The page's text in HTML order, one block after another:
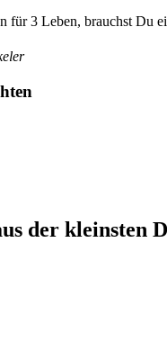
für 3 Leben, brauchst Du
der kleinsten